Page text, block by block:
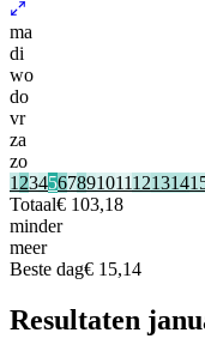
ma
di
wo
do
vr
za
zo
1 234567891011121314
Totaal€ 103,18
minder
meer
Beste dag€ 15,14
Resultaten